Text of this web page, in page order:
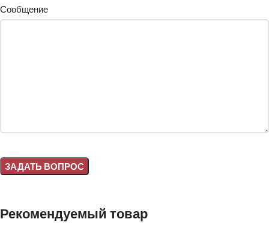
Сообщение
Рекомендуемый товар